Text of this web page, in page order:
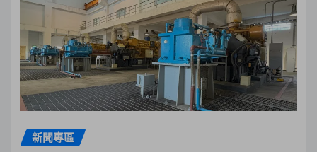
新聞專區